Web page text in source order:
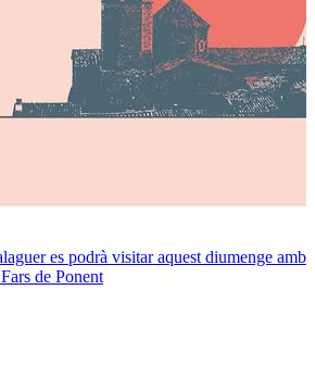
es podrà visitar aquest diumenge amb
de Ponent